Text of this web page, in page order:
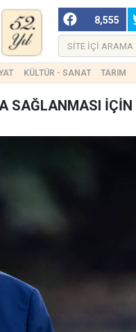
8,555
KÜLTÜR - SANAT TARIM
SAĞLANMASI İÇİN